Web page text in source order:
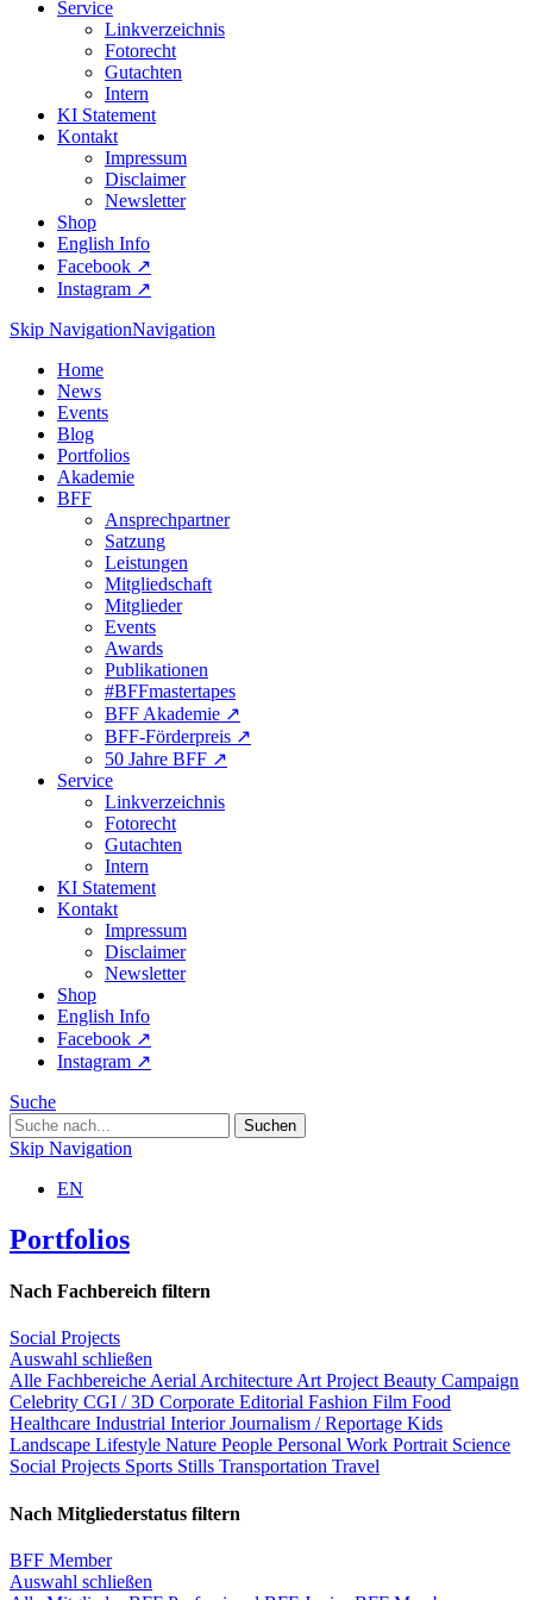
Service
Linkverzeichnis
Fotorecht
Gutachten
Intern
KI Statement
Kontakt
Impressum
Disclaimer
Newsletter
Shop
English Info
Facebook ↗︎
Instagram ↗︎
Skip NavigationNavigation
Home
News
Events
Blog
Portfolios
Akademie
BFF
Ansprechpartner
Satzung
Leistungen
Mitgliedschaft
Mitglieder
Events
Awards
Publikationen
#BFFmastertapes
BFF Akademie ↗︎
BFF-Förderpreis ↗︎
50 Jahre BFF ↗︎
Service
Linkverzeichnis
Fotorecht
Gutachten
Intern
KI Statement
Kontakt
Impressum
Disclaimer
Newsletter
Shop
English Info
Facebook ↗︎
Instagram ↗︎
Suche
Skip Navigation
EN
Portfolios
Nach Fachbereich filtern
Social Projects
Auswahl schließen
Alle Fachbereiche Aerial Architecture Art Project Beauty Campaign
Celebrity CGI / 3D Corporate Editorial Fashion Film Food
Healthcare Industrial InteriorJournalism / Reportage Kids
Landscape Lifestyle Nature People Personal Work Portrait Science
Social Projects Sports Stills Transportation Travel
Nach Mitgliederstatus filtern
BFF Member
Auswahl schließen